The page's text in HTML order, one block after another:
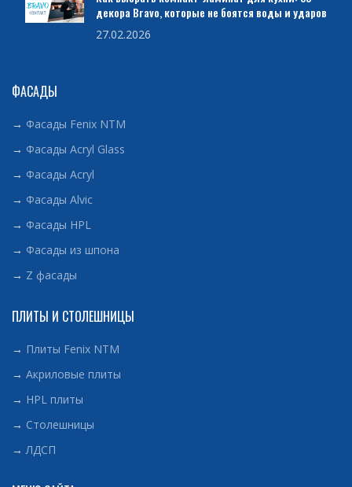
декора Bravo, которые не боятся воды и ударов
27.02.2026
ФАСАДЫ
→ Фасады Fenix NTM
→ Фасады Acryl Glass
→ Фасады Acryl
→ Фасады Alvic
→ Фасады HPL
→ Фасады из шпона
→ Z фасады
ПЛИТЫ И СТОЛЕШНИЦЫ
→ Плиты Fenix NTM
→ Акриловые плиты
→ HPL плиты
→ Столешницы
→ЛДСП